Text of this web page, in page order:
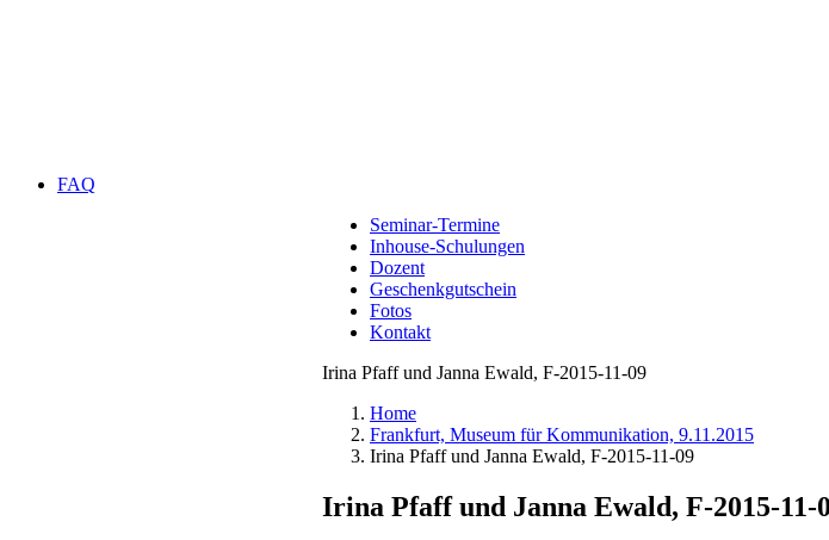
FAQ
Seminar-Termine
Inhouse-Schulungen
Dozent
Geschenkgutschein
Fotos
Kontakt
Irina Pfaff und Janna Ewald, F-2015-11-09
Home
Frankfurt, Museum für Kommunikation, 9.11.2015
Irina Pfaff und Janna Ewald, F-2015-11-09
Irina Pfaff und Janna Ewald, F-2015-11-